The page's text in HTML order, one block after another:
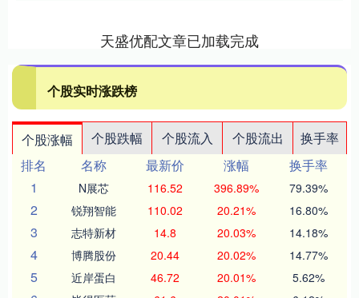
天盛优配文章已加载完成
个股实时涨跌榜
个股涨幅 个股跌幅 个股流入 个股流出
换手率
排名
名称 最新价 涨幅
换手率
1
N展芯 116.52 396.89% 79.39%
2 锐翔智能 110.02 20.21% 16.80%
3 志特新材 14.8 20.03% 14.18%
4 博腾股份 20.44 20.02% 14.77%
5 近岸蛋白 46.72 20.01% 5.62%